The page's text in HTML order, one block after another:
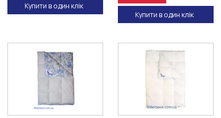
Купити в один клік
Купити в один клік